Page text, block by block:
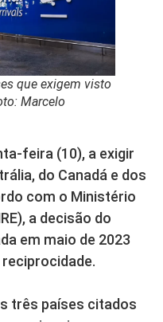
que exigem visto
Marcelo
feira (10), a exigir
do Canadá e dos
com o Ministério
a decisão do
em maio de 2023
três países citados